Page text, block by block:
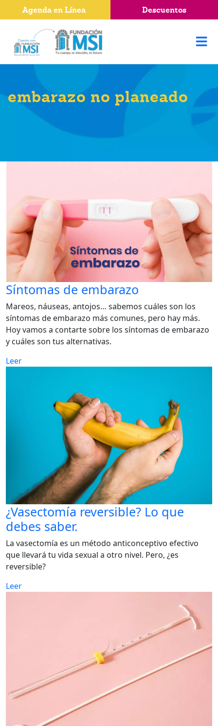
embarazo no planeado
Síntomas de embarazo
Mareos, náuseas, antojos… sabemos cuáles son los
síntomas de embarazo más comunes, pero hay más.
Hoy vamos a contarte sobre los síntomas de embarazo
y cuáles son tus alternativas.
Leer
¿Vasectomía reversible? Lo que
debes saber.
La vasectomía es un método anticonceptivo efectivo
que llevará tu vida sexual a otro nivel. Pero, ¿es
reversible?
Leer
Agenda en Línea Descuentos